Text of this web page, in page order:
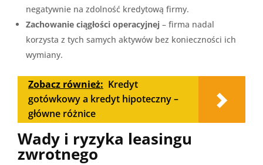
negatywnie na zdolność kredytową firmy.
Zachowanie ciągłości operacyjnej – firma nadal
korzysta z tych samych aktywów bez konieczności ich
wymiany.
Zobacz również: Kredyt
gotówkowy a kredyt hipoteczny –
główne różnice
Wady i ryzyka leasingu
zwrotnego